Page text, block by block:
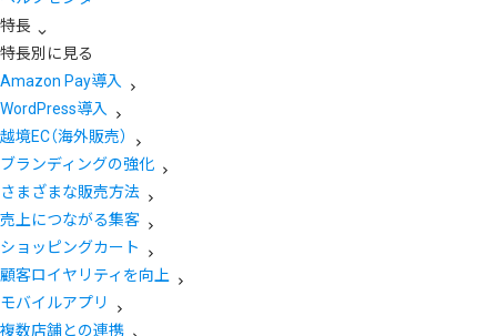
特長
特長別に見る
Amazon Pay導入
WordPress導入
越境EC（海外販売）
ブランディングの強化
さまざまな販売方法
売上につながる集客
ショッピングカート
顧客ロイヤリティを向上
モバイルアプリ
複数店舗との連携